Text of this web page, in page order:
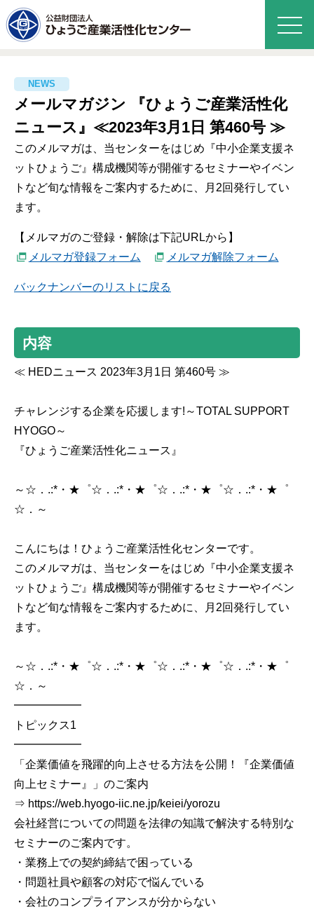
メールマガジン 『ひょうご産業活性化
ニュース』≪2023年3月1日 第460号 ≫
このメルマガは、当センターをはじめ『中小企業支援ネ
ットひょうご』構成機関等が開催するセミナーやイベン
トなど旬な情報をご案内するために、月2回発行してい
ます。
【メルマガのご登録・解除は下記URLから】
メルマガ登録フォーム
メルマガ解除フォーム
バックナンバーのリストに戻る
内容
≪ HEDニュース 2023年3月1日 第460号 ≫
チャレンジする企業を応援します!～TOTAL SUPPORT
HYOGO～
『ひょうご産業活性化ニュース』
～☆．.:*・★゜☆．.:*・★゜☆．.:*・★゜☆．.:*・★゜
☆．～
こんにちは！ひょうご産業活性化センターです。
このメルマガは、当センターをはじめ『中小企業支援ネ
ットひょうご』構成機関等が開催するセミナーやイベン
トなど旬な情報をご案内するために、月2回発行してい
ます。
～☆．.:*・★゜☆．.:*・★゜☆．.:*・★゜☆．.:*・★゜
☆．～
━━━━━━
トピックス1
━━━━━━
「企業価値を飛躍的向上させる方法を公開！『企業価値
向上セミナー』」のご案内
⇒ https://web.hyogo-iic.ne.jp/keiei/yorozu
会社経営についての問題を法律の知識で解決する特別な
セミナーのご案内です。
・業務上での契約締結で困っている
・問題社員や顧客の対応で悩んでいる
・会社のコンプライアンスが分からない